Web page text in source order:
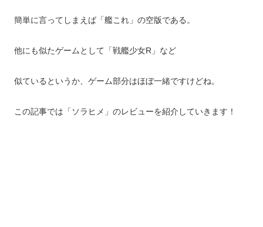
簡単に言ってしまえば「艦これ」の空版である。
他にも似たゲームとして「戦艦少女R」など
似ているというか、ゲーム部分はほぼ一緒ですけどね。
この記事では「ソラヒメ」のレビューを紹介していきます！